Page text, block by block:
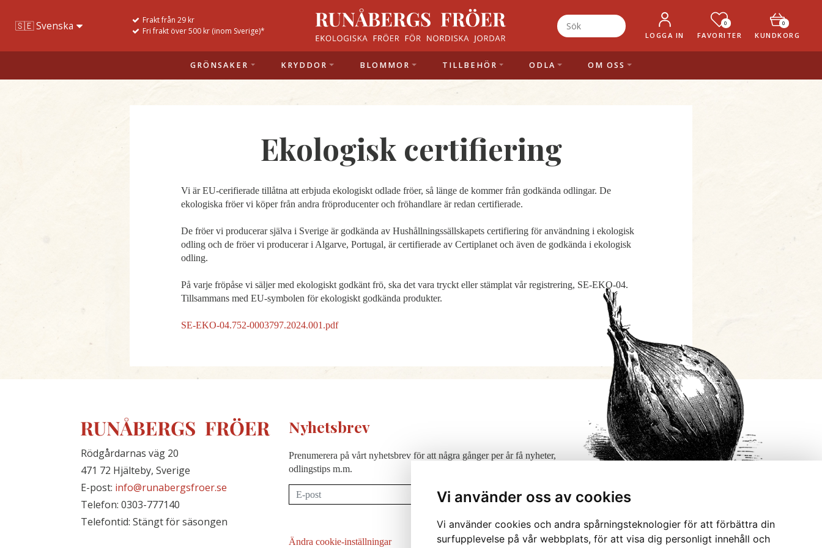
Vi använder oss av cookies
Vi använder cookies och andra spårningsteknologier för att förbättra din
surfupplevelse på vår webbplats, för att visa dig personligt innehåll och
Frakt från 29 kr
Fri frakt över 500 kr (inom Sverige)*
LOGGA IN
0
FAVORITER
0
KUNDKORG
GRÖNSAKER KRYDDOR BLOMMOR TILLBEHÖR ODLA OM OSS
Ekologisk certifiering
Vi är EU-cerifierade tillåtna att erbjuda ekologiskt odlade fröer, så länge de kommer från godkända odlingar. De
ekologiska fröer vi köper från andra fröproducenter och fröhandlare är redan certifierade.
De fröer vi producerar själva i Sverige är godkända av Hushållningssällskapets certifiering för användning i ekologisk
odling och de fröer vi producerar i Algarve, Portugal, är certifierade av Certiplanet och även de godkända i ekologisk
odling.
På varje fröpåse vi säljer med ekologiskt godkänt frö, ska det vara tryckt eller stämplat vår registrering, SE-EKO-04.
Tillsammans med EU-symbolen för ekologiskt godkända produkter.
SE-EKO-04.752-0003797.2024.001.pdf
Rödgårdarnas väg 20
471 72 Hjälteby, Sverige
E-post: info@runabergsfroer.se
Telefon: 0303-777140
Telefontid: Stängt för säsongen
Nyhetsbrev
Prenumerera på vårt nyhetsbrev för att några gånger per år få nyheter,
odlingstips m.m.
Prenumerera
Ändra cookie-inställningar